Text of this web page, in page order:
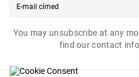
You may unsubscribe at any
find our contact